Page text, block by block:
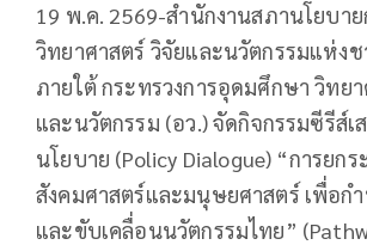
19 พ.ค. 2569-สำนักงานสภานโยบา
วิทยาศาสตร์ วิจัยและนวัตกรรมแห่ง
ภายใต้ กระทรวงการอุดมศึกษา วิทย
และนวัตกรรม (อว.) จัดกิจกรรมซีรีส์เ
นโยบาย (Policy Dialogue) “การยก
สังคมศาสตร์และมนุษยศาสตร์ เพื่อก
และขับเคลื่อนนวัตกรรมไทย”